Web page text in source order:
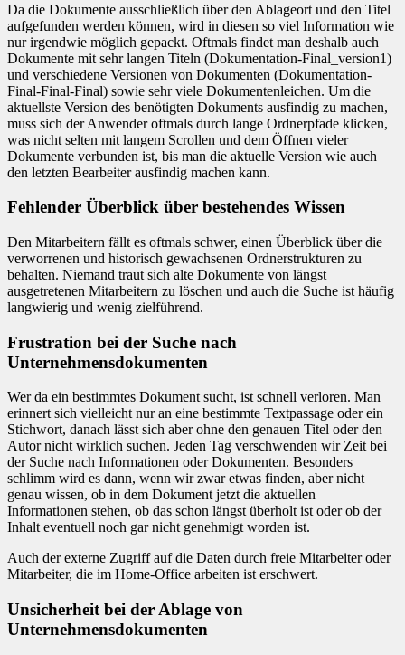
Da die Dokumente ausschließlich über den Ablageort und den Titel
aufgefunden werden können, wird in diesen so viel Information wie
nur irgendwie möglich gepackt. Oftmals findet man deshalb auch
Dokumente mit sehr langen Titeln (Dokumentation-Final_version1)
und verschiedene Versionen von Dokumenten (Dokumentation-
Final-Final-Final) sowie sehr viele Dokumentenleichen. Um die
aktuellste Version des benötigten Dokuments ausfindig zu machen,
muss sich der Anwender oftmals durch lange Ordnerpfade klicken,
was nicht selten mit langem Scrollen und dem Öffnen vieler
Dokumente verbunden ist, bis man die aktuelle Version wie auch
den letzten Bearbeiter ausfindig machen kann.
Fehlender Überblick über bestehendes Wissen
Den Mitarbeitern fällt es oftmals schwer, einen Überblick über die
verworrenen und historisch gewachsenen Ordnerstrukturen zu
behalten. Niemand traut sich alte Dokumente von längst
ausgetretenen Mitarbeitern zu löschen und auch die Suche ist häufig
langwierig und wenig zielführend.
Frustration bei der Suche nach
Unternehmensdokumenten
Wer da ein bestimmtes Dokument sucht, ist schnell verloren. Man
erinnert sich vielleicht nur an eine bestimmte Textpassage oder ein
Stichwort, danach lässt sich aber ohne den genauen Titel oder den
Autor nicht wirklich suchen. Jeden Tag verschwenden wir Zeit bei
der Suche nach Informationen oder Dokumenten. Besonders
schlimm wird es dann, wenn wir zwar etwas finden, aber nicht
genau wissen, ob in dem Dokument jetzt die aktuellen
Informationen stehen, ob das schon längst überholt ist oder ob der
Inhalt eventuell noch gar nicht genehmigt worden ist.
Auch der externe Zugriff auf die Daten durch freie Mitarbeiter oder
Mitarbeiter, die im Home-Office arbeiten ist erschwert.
Unsicherheit bei der Ablage von
Unternehmensdokumenten